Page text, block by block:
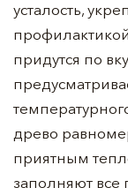
усталость,
придутся по
древо
приятным
заполняют все